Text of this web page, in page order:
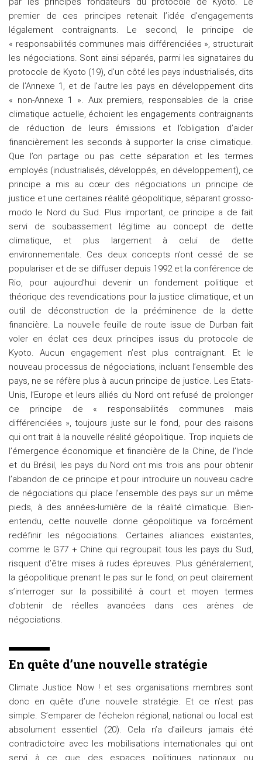
premier de ces principes retenait l’idée d’engagements
légalement contraignants. Le second, le principe de
« responsabilités communes mais différenciées », structurait
les négociations. Sont ainsi séparés, parmi les signataires du
protocole de Kyoto (19), d’un côté les pays industrialisés, dits
de l’Annexe 1, et de l’autre les pays en développement dits
« non-Annexe 1 ». Aux premiers, responsables de la crise
climatique actuelle, échoient les engagements contraignants
de réduction de leurs émissions et l’obligation d’aider
financièrement les seconds à supporter la crise climatique.
Que l’on partage ou pas cette séparation et les termes
employés (industrialisés, développés, en développement), ce
principe a mis au cœur des négociations un principe de
justice et une certaines réalité géopolitique, séparant grosso-
modo le Nord du Sud. Plus important, ce principe a de fait
servi de soubassement légitime au concept de dette
climatique, et plus largement à celui de dette
environnementale. Ces deux concepts n’ont cessé de se
populariser et de se diffuser depuis 1992 et la conférence de
Rio, pour aujourd’hui devenir un fondement politique et
théorique des revendications pour la justice climatique, et un
outil de déconstruction de la prééminence de la dette
financière. La nouvelle feuille de route issue de Durban fait
voler en éclat ces deux principes issus du protocole de
Kyoto. Aucun engagement n’est plus contraignant. Et le
nouveau processus de négociations, incluant l’ensemble des
pays, ne se réfère plus à aucun principe de justice. Les Etats-
Unis, l’Europe et leurs alliés du Nord ont refusé de prolonger
ce principe de « responsabilités communes mais
différenciées », toujours juste sur le fond, pour des raisons
qui ont trait à la nouvelle réalité géopolitique. Trop inquiets de
l’émergence économique et financière de la Chine, de l’Inde
et du Brésil, les pays du Nord ont mis trois ans pour obtenir
l’abandon de ce principe et pour introduire un nouveau cadre
de négociations qui place l’ensemble des pays sur un même
pieds, à des années-lumière de la réalité climatique. Bien-
entendu, cette nouvelle donne géopolitique va forcément
redéfinir les négociations. Certaines alliances existantes,
comme le G77 + Chine qui regroupait tous les pays du Sud,
risquent d’être mises à rudes épreuves. Plus généralement,
la géopolitique prenant le pas sur le fond, on peut clairement
s’interroger sur la possibilité à court et moyen termes
d’obtenir de réelles avancées dans ces arènes de
négociations.
En quête d’une nouvelle stratégie
Climate Justice Now ! et ses organisations membres sont
donc en quête d’une nouvelle stratégie. Et ce n’est pas
simple. S’emparer de l’échelon régional, national ou local est
absolument essentiel (20). Cela n’a d’ailleurs jamais été
contradictoire avec les mobilisations internationales qui ont
servi à ce que des espaces politiques nationaux ou